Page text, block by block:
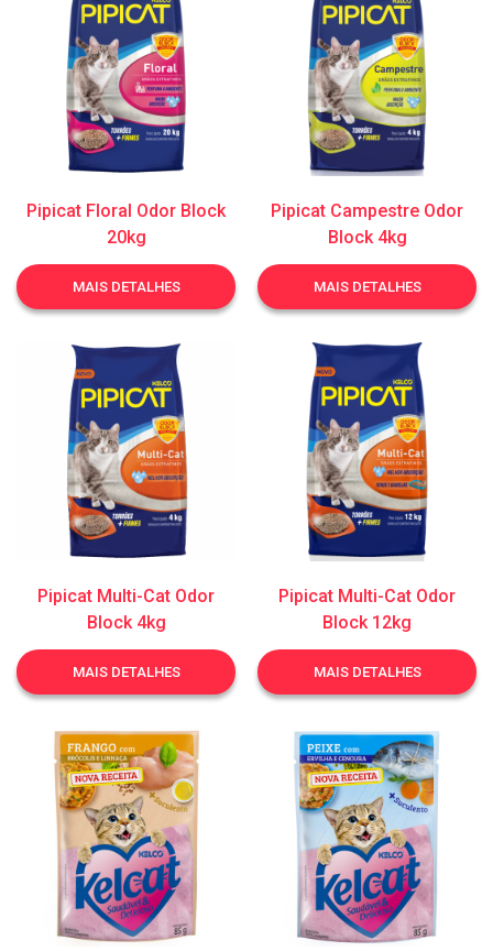
Pipicat Floral Odor Block
20kg
MAIS DETALHES
Pipicat Campestre Odor
Block 4kg
MAIS DETALHES
Pipicat Multi-Cat Odor
Block 4kg
MAIS DETALHES
Pipicat Multi-Cat Odor
Block 12kg
MAIS DETALHES